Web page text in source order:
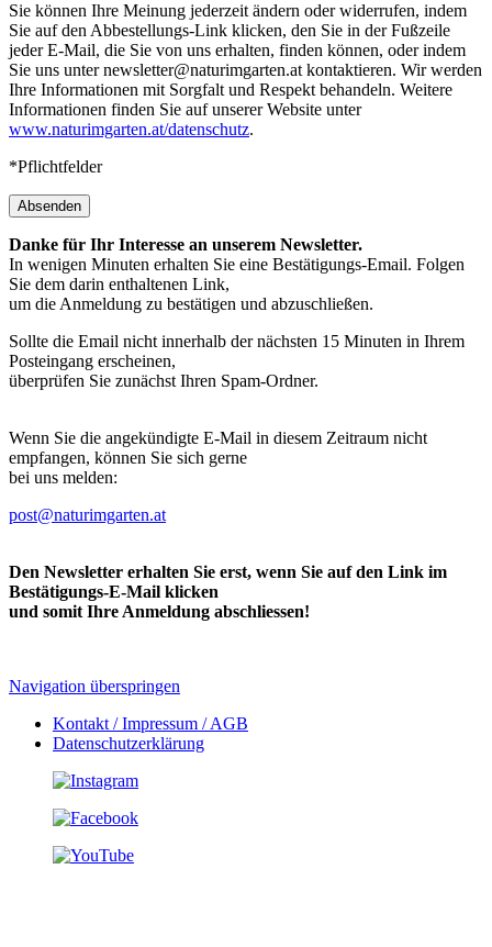
Sie können Ihre Meinung jederzeit ändern oder widerrufen, indem
Sie auf den Abbestellungs-Link klicken, den Sie in der Fußzeile
jeder E-Mail, die Sie von uns erhalten, finden können, oder indem
Sie uns unter newsletter@naturimgarten.at kontaktieren. Wir werden
Ihre Informationen mit Sorgfalt und Respekt behandeln. Weitere
Informationen finden Sie auf unserer Website unter
www.naturimgarten.at/datenschutz.
*Pflichtfelder
Absenden
Danke für Ihr Interesse an unserem Newsletter.
In wenigen Minuten erhalten Sie eine Bestätigungs-Email. Folgen
Sie dem darin enthaltenen Link,
um die Anmeldung zu bestätigen und abzuschließen.
Sollte die Email nicht innerhalb der nächsten 15 Minuten in Ihrem
Posteingang erscheinen,
überprüfen Sie zunächst Ihren Spam-Ordner.
Wenn Sie die angekündigte E-Mail in diesem Zeitraum nicht
empfangen, können Sie sich gerne
bei uns melden:
post@naturimgarten.at
Den Newsletter erhalten Sie erst, wenn Sie auf den Link im
Bestätigungs-E-Mail klicken
und somit Ihre Anmeldung abschliessen!
Navigation überspringen
Kontakt / Impressum / AGB
Datenschutzerklärung